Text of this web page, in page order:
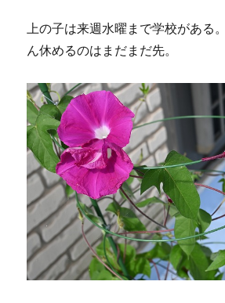
上の子は来週水曜まで学校がある
ん休めるのはまだまだ先。